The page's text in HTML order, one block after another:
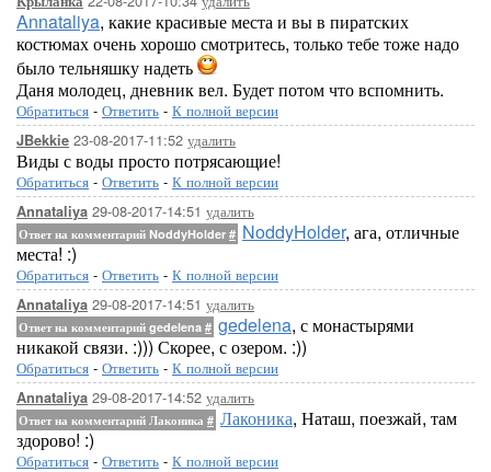
Annataliya, какие красивые места и вы в пиратских
костюмах очень хорошо смотритесь, только тебе тоже надо
было тельняшку надеть
Даня молодец, дневник вел. Будет потом что вспомнить.
Обратиться - Ответить - К полной версии
JBekkie 23-08-2017-11:52 удалить
Виды с воды просто потрясающие!
Обратиться - Ответить - К полной версии
Annataliya 29-08-2017-14:51 удалить
Ответ на комментарий NoddyHolder # NoddyHolder, ага, отличные
места! :)
Обратиться - Ответить - К полной версии
Annataliya 29-08-2017-14:51 удалить
Ответ на комментарий gedelena # gedelena, с монастырями
никакой связи. :))) Скорее, с озером. :))
Обратиться - Ответить - К полной версии
Annataliya 29-08-2017-14:52 удалить
Ответ на комментарий Лаконика # Лаконика, Наташ, поезжай, там
здорово! :)
Обратиться - Ответить - К полной версии